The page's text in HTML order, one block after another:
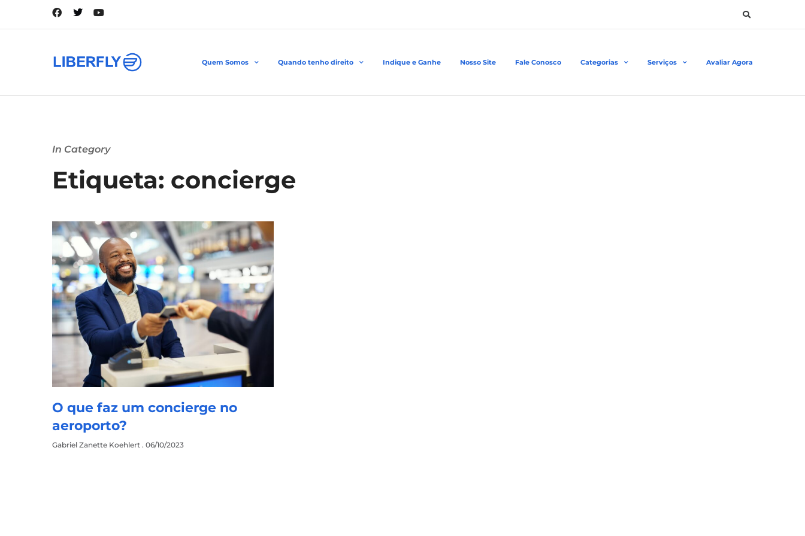
Quem Somos Quando tenho direito Indique e Ganhe Nosso Site Fale Conosco Categorias Serviços Avaliar Agora
In Category
Etiqueta: concierge
O que faz um concierge no
aeroporto?
Gabriel Zanette Koehlert 06/10/2023